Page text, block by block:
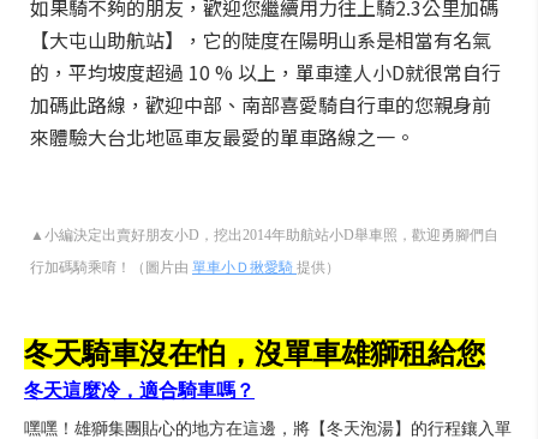
如果騎不夠的朋友，歡迎您繼續用力往上騎2.3公里加碼
【大屯山助航站】，它的陡度在陽明山系是相當有名氣
的，平均坡度超過 10 % 以上，單車達人小D就很常自行
加碼此路線，歡迎中部、南部喜愛騎自行車的您親身前
來體驗大台北地區車友最愛的單車路線之一。
▲小編決定出賣好朋友小D，挖出2014年助航站小D舉車照，歡迎勇腳們自
行加碼騎乘唷！（圖片由 單車小Ｄ揪愛騎 提供）
冬天騎車沒在怕，沒單車雄獅租給您
冬天這麼冷，適合騎車嗎？
嘿嘿！雄獅集團貼心的地方在這邊，將【冬天泡湯】的行程鑲入單